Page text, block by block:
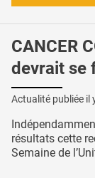
CANCER
devrait se
Actualité publiée il
résultats cette
Semaine de